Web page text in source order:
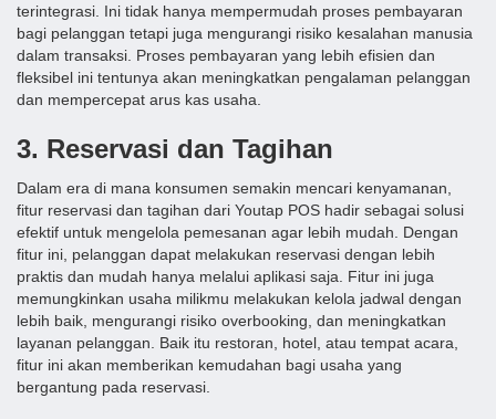
terintegrasi. Ini tidak hanya mempermudah proses pembayaran
bagi pelanggan tetapi juga mengurangi risiko kesalahan manusia
dalam transaksi. Proses pembayaran yang lebih efisien dan
fleksibel ini tentunya akan meningkatkan pengalaman pelanggan
dan mempercepat arus kas usaha.
3. Reservasi dan Tagihan
Dalam era di mana konsumen semakin mencari kenyamanan,
fitur reservasi dan tagihan dari Youtap POS hadir sebagai solusi
efektif untuk mengelola pemesanan agar lebih mudah. Dengan
fitur ini, pelanggan dapat melakukan reservasi dengan lebih
praktis dan mudah hanya melalui aplikasi saja. Fitur ini juga
memungkinkan usaha milikmu melakukan kelola jadwal dengan
lebih baik, mengurangi risiko overbooking, dan meningkatkan
layanan pelanggan. Baik itu restoran, hotel, atau tempat acara,
fitur ini akan memberikan kemudahan bagi usaha yang
bergantung pada reservasi.